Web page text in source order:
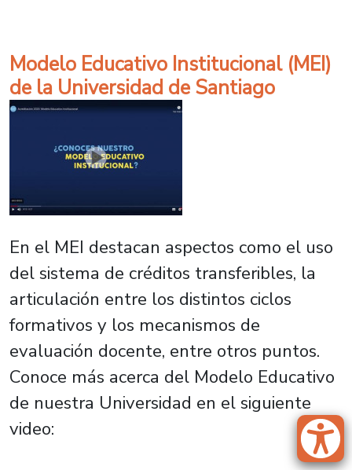
Modelo Educativo Institucional (MEI)
de la Universidad de Santiago
En el MEI destacan aspectos como el uso
del sistema de créditos transferibles, la
articulación entre los distintos ciclos
formativos y los mecanismos de
evaluación docente, entre otros puntos.
Conoce más acerca del Modelo Educativo
de nuestra Universidad en el siguiente
video: